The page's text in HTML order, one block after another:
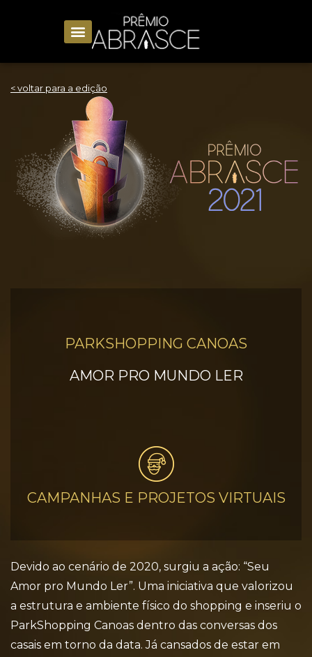
< voltar para a edição
PARKSHOPPING CANOAS
AMOR PRO MUNDO LER
CAMPANHAS E PROJETOS VIRTUAIS
Devido ao cenário de 2020, surgiu a ação: “Seu
Amor pro Mundo Ler”. Uma iniciativa que valorizou
a estrutura e ambiente físico do shopping e inseriu o
ParkShopping Canoas dentro das conversas dos
casais em torno da data. Já cansados de estar em